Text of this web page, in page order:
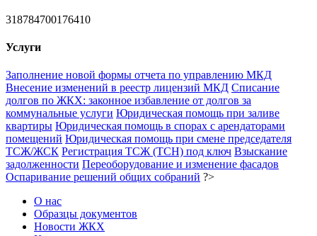
318784700176410
Услуги
Заполнение новой формы отчета по управлению МКД
Внесение изменений в реестр лицензий МКД Списание
долгов по ЖКХ: законное избавление от долгов за
коммунальные услуги Юридическая помощь при заливе
квартиры Юридическая помощь в спорах с арендаторами
помещений Юридическая помощь при смене председателя
ТСЖ/ЖСК Регистрация ТСЖ (ТСН) под ключ Взыскание
задолженности Переоборудование и изменение фасадов
Оспаривание решений общих собраний ?>
О нас
Образцы документов
Новости ЖКХ